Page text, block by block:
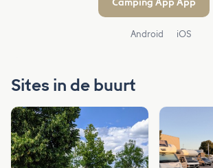
Camping App App
Android iOS
Sites in de buurt